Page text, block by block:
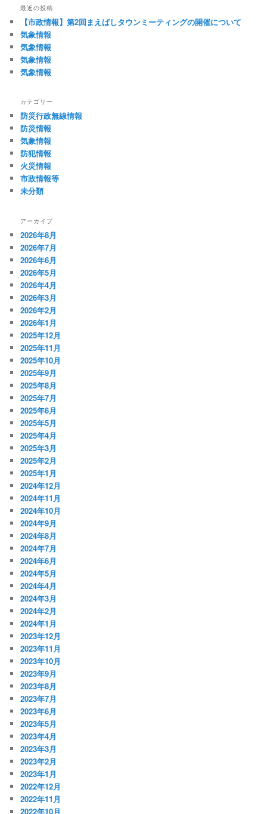
ー
シ
ョ
ン
最近の投稿
【市政情報】第2回まえばしタウンミーティングの開催について
気象情報
気象情報
気象情報
気象情報
カテゴリー
防災行政無線情報
防災情報
気象情報
防犯情報
火災情報
市政情報等
未分類
アーカイブ
2026年8月
2026年7月
2026年6月
2026年5月
2026年4月
2026年3月
2026年2月
2026年1月
2025年12月
2025年11月
2025年10月
2025年9月
2025年8月
2025年7月
2025年6月
2025年5月
2025年4月
2025年3月
2025年2月
2025年1月
2024年12月
2024年11月
2024年10月
2024年9月
2024年8月
2024年7月
2024年6月
2024年5月
2024年4月
2024年3月
2024年2月
2024年1月
2023年12月
2023年11月
2023年10月
2023年9月
2023年8月
2023年7月
2023年6月
2023年5月
2023年4月
2023年3月
2023年2月
2023年1月
2022年12月
2022年11月
2022年10月